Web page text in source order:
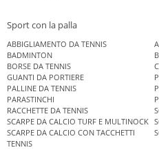
Sport con la palla
ABBIGLIAMENTO DA TENNIS
BADMINTON
BORSE DA TENNIS
GUANTI DA PORTIERE
PALLINE DA TENNIS
PARASTINCHI
RACCHETTE DA TENNIS
SCARPE DA CALCIO TURF E MULTINOCK
SCARPE DA CALCIO CON TACCHETTI
TENNIS